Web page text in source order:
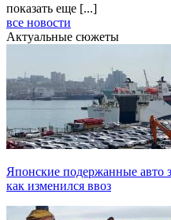
показать еще [...]
все новости
Актуальные сюжеты
Японские подержанные авто
как изменился ввоз